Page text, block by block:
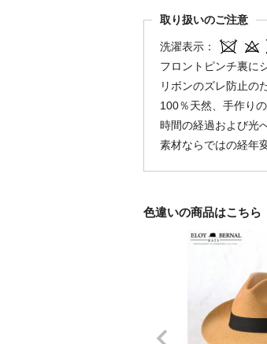
取り扱いのご注意
洗濯表示：
フロントピンチ裏に
リボンのズレ防止の
100％天然、手作り
時間の経過および光
素材ならではの経年
色違いの商品はこちら